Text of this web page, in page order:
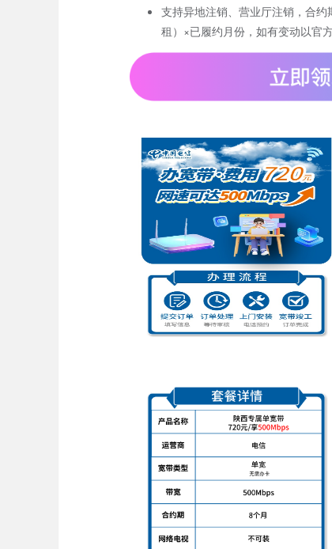
支持异地注销、营业厅注销，合
租）×已履约月份，如有变动以官